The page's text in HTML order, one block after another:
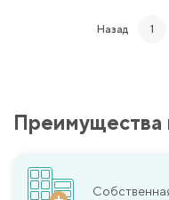
Назад 1
Преимущества